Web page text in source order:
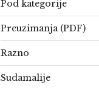
Pod kategorije
Preuzimanja (PDF)
Razno
Sudamalije